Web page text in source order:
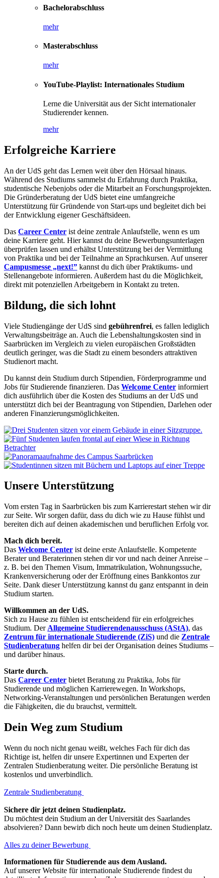
Bachelorabschluss
mehr
Masterabschluss
mehr
YouTube-Playlist: Internationales Studium
Lerne die Universität aus der Sicht internationaler
Studierender kennen.
mehr
Erfolgreiche Karriere
An der UdS geht das Lernen weit über den Hörsaal hinaus.
Während des Studiums sammelst du Erfahrung durch Praktika,
studentische Nebenjobs oder die Mitarbeit an Forschungsprojekten.
Die Gründerberatung der UdS bietet eine umfangreiche
Unterstützung für Gründende von Start-ups und begleitet dich bei
der Entwicklung eigener Geschäftsideen.
Das Career Center ist deine zentrale Anlaufstelle, wenn es um
deine Karriere geht. Hier kannst du deine Bewerbungsunterlagen
überprüfen lassen und erhältst Unterstützung bei der Vermittlung
von Praktika und bei der Teilnahme an Sprachkursen. Auf unserer
Campusmesse „next!” kannst du dich über Praktikums- und
Stellenangebote informieren. Außerdem hast du die Möglichkeit,
direkt mit potenziellen Arbeitgebern in Kontakt zu treten.
Bildung, die sich lohnt
Viele Studiengänge der UdS sind gebührenfrei, es fallen lediglich
Verwaltungsbeiträge an. Auch die Lebenshaltungskosten sind in
Saarbrücken im Vergleich zu vielen europäischen Großstädten
deutlich geringer, was die Stadt zu einem besonders attraktiven
Studienort macht.
Du kannst dein Studium durch Stipendien, Förderprogramme und
Jobs für Studierende finanzieren. Das Welcome Center informiert
dich ausführlich über die Kosten des Studiums an der UdS und
unterstützt dich bei der Beantragung von Stipendien, Darlehen oder
anderen Finanzierungsmöglichkeiten.
Unsere Unterstützung
Vom ersten Tag in Saarbrücken bis zum Karrierestart stehen wir dir
zur Seite. Wir sorgen dafür, dass du dich wie zu Hause fühlst und
bereiten dich auf deinen akademischen und beruflichen Erfolg vor.
Mach dich bereit.
Das Welcome Center ist deine erste Anlaufstelle. Kompetente
Berater und Beraterinnen stehen dir vor und nach deiner Anreise –
z. B. bei den Themen Visum, Immatrikulation, Wohnungssuche,
Krankenversicherung oder der Eröffnung eines Bankkontos zur
Seite. Dank dieser Unterstützung kannst du ganz entspannt in dein
Studium starten.
Willkommen an der UdS.
Sich zu Hause zu fühlen ist entscheidend für ein erfolgreiches
Studium. Der Allgemeine Studierendenausschuss (AStA), das
Zentrum für internationale Studierende (ZiS) und die Zentrale
Studienberatung helfen dir bei der Organisation deines Studiums –
und darüber hinaus.
Starte durch.
Das Career Center bietet Beratung zu Praktika, Jobs für
Studierende und möglichen Karrierewegen. In Workshops,
Networking-Veranstaltungen und persönlichen Beratungen werden
die Fähigkeiten, die du brauchst, vermittelt.
Dein Weg zum Studium
Wenn du noch nicht genau weißt, welches Fach für dich das
Richtige ist, helfen dir unsere Expertinnen und Experten der
Zentralen Studienberatung weiter. Die persönliche Beratung ist
kostenlos und unverbindlich.
Zentrale Studienberatung
Sichere dir jetzt deinen Studienplatz.
Du möchtest dein Studium an der Universität des Saarlandes
absolvieren? Dann bewirb dich noch heute um deinen Studienplatz.
Alles zu deiner Bewerbung
Informationen für Studierende aus dem Ausland.
Auf unserer Website für internationale Studierende findest du